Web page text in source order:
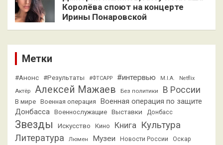
Королёва споют на концерте
Ирины Понаровской
Метки
#Анонс #Результаты #ФТСАРР #интервью M.I.A. Netflix
Актёр Алексей Мажаев Без политики В России
В мире Военная операция
Военная операция по защите
Донбасса Военнослужащие Выставки Донбасс
Звезды Искусство Кино Книга Культура
Литература Люмен Музеи Новости России Оскар